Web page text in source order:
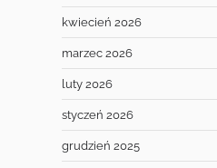
kwiecień 2026
marzec 2026
luty 2026
styczeń 2026
grudzień 2025